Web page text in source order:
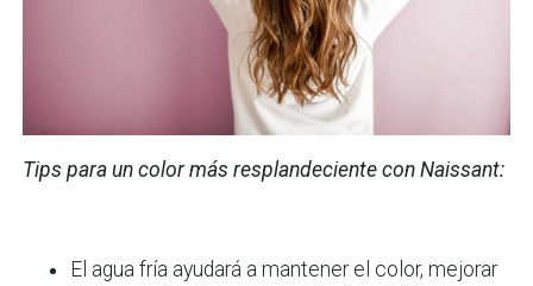
Tips para un color más resplandeciente con Naissant:
El agua fría ayudará a mantener el color, mejorar